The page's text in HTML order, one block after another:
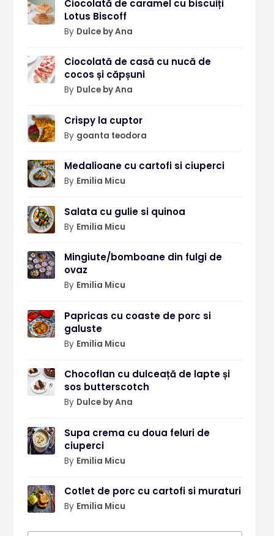
Ciocolată de caramel cu biscuiți
Lotus Biscoff
By Dulce by Ana
Ciocolată de casă cu nucă de
cocos și căpșuni
By Dulce by Ana
Crispy la cuptor
By goanta teodora
Medalioane cu cartofi si ciuperci
By Emilia Micu
Salata cu gulie si quinoa
By Emilia Micu
Mingiute/bomboane din fulgi de
ovaz
By Emilia Micu
Papricas cu coaste de porc si
galuste
By Emilia Micu
Chocoflan cu dulceață de lapte și
sos butterscotch
By Dulce by Ana
Supa crema cu doua feluri de
ciuperci
By Emilia Micu
Cotlet de porc cu cartofi si muraturi
By Emilia Micu